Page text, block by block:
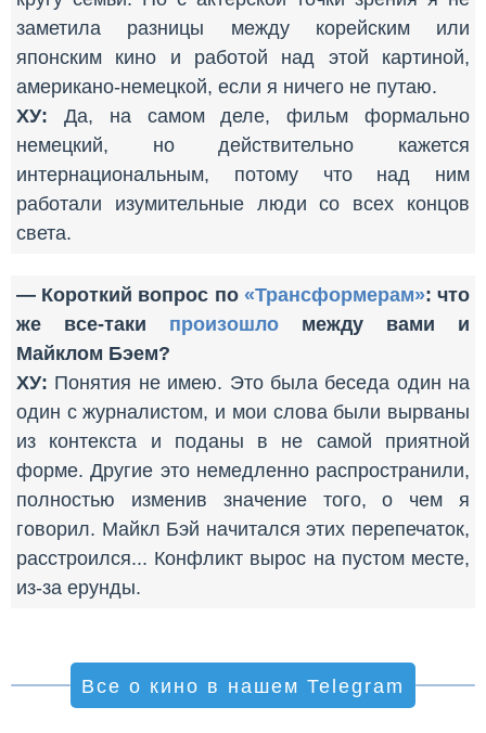
заметила разницы между корейским или
японским кино и работой над этой картиной,
американо-немецкой, если я ничего не путаю.
ХУ: Да, на самом деле, фильм формально
немецкий, но действительно кажется
интернациональным, потому что над ним
работали изумительные люди со всех концов
света.
— Короткий вопрос по «Трансформерам»: что
же все-таки произошло между вами и
Майклом Бэем?
ХУ: Понятия не имею. Это была беседа один на
один с журналистом, и мои слова были вырваны
из контекста и поданы в не самой приятной
форме. Другие это немедленно распространили,
полностью изменив значение того, о чем я
говорил. Майкл Бэй начитался этих перепечаток,
расстроился... Конфликт вырос на пустом месте,
из-за ерунды.
Все о кино в нашем Telegram